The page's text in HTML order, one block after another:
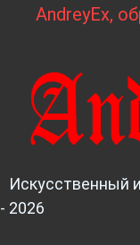
AndreyEx,
Искусственный
- 2026